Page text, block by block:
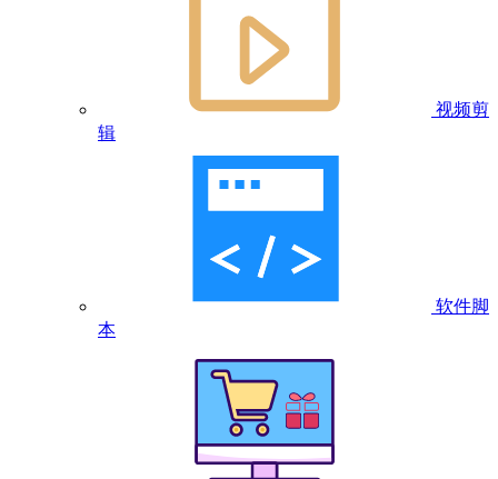
视频剪
辑
软件脚
本